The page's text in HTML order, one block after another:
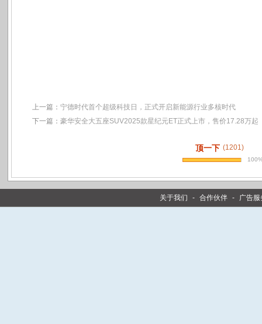
上一篇： 宁德时代首个超级科技日，正式开启新能源行业多核时代
下一篇： 豪华安全大五座SUV2025款星纪元ET正式上市，售价17.28万起
顶一下 (1201)
关于我们 - 合作伙伴 - 广告服